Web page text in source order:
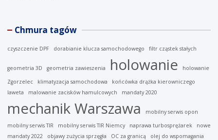
Chmura tagów
czyszczenie DPF dorabianie klucza samochodowego filtr cząstek stałych
geometria 3D geometria zawieszenia holowanie
holowanie
Zgorzelec
klimatyzacja samochodowa
końcówka drążka kierowniczego
laweta
malowanie zacisków hamulcowych mandaty 2020
mechanik Warszawa
mobilny serwis opon
mobilny serwis TIR
mobilny serwis TIR Niemcy naprawa turbosprężarek
nowe
mandaty 2022
objawy zużycia sprzęgła OC za granicą
olej do wspomagania